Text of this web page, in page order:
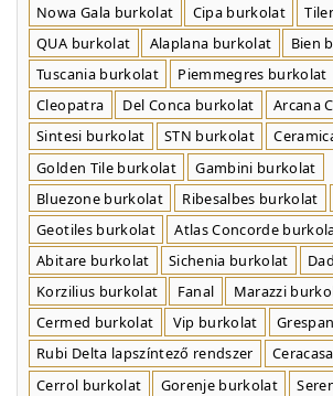
Nowa Gala burkolat
Cipa burkolat
QUA burkolat
Alaplana burkolat
Bien
Tuscania burkolat
Piemmegres burkolat
Cleopatra
Del Conca burkolat
Arcana
Sintesi burkolat
STN burkolat
Golden Tile burkolat
Gambini burkolat
Bluezone burkolat
Ribesalbes burkolat
Geotiles burkolat
Atlas Concorde
Abitare burkolat
Sichenia burkolat
Korzilius burkolat
Fanal
Marazzi
Cermed burkolat
Vip burkolat
Rubi Delta lapszíntező rendszer
Cerrol burkolat
Gorenje burkolat